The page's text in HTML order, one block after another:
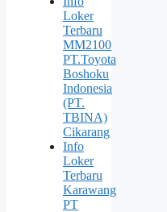
Loker
Terbaru
MM2100
PT.Toyota
Boshoku
Indonesia
(PT.
TBINA)
Cikarang
Info
Loker
Terbaru
Karawang
PT